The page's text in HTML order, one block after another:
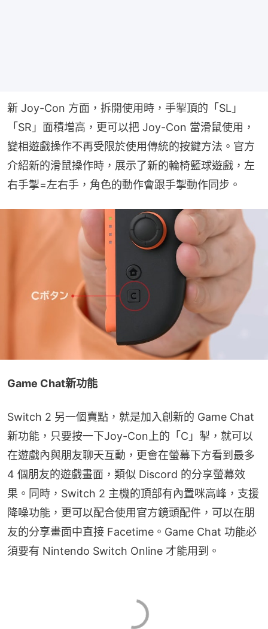
新 Joy-Con 方面，拆開使用時，手掣頂的「SL」
「SR」面積增高，更可以把 Joy-Con 當滑鼠使用，
變相遊戲操作不再受限於使用傳統的按鍵方法。官方
介紹新的滑鼠操作時，展示了新的輪椅籃球遊戲，左
右手掣=左右手，角色的動作會跟手掣動作同步。
Game Chat新功能
Switch 2 另一個賣點，就是加入創新的 Game Chat
新功能，只要按一下Joy-Con上的「C」掣，就可以
在遊戲內與朋友聊天互動，更會在螢幕下方看到最多
4 個朋友的遊戲畫面，類似 Discord 的分享螢幕效
果。同時，Switch 2 主機的頂部有內置咪高峰，支援
降噪功能，更可以配合使用官方鏡頭配件，可以在朋
友的分享畫面中直接 Facetime。Game Chat 功能必
須要有 Nintendo Switch Online 才能用到。